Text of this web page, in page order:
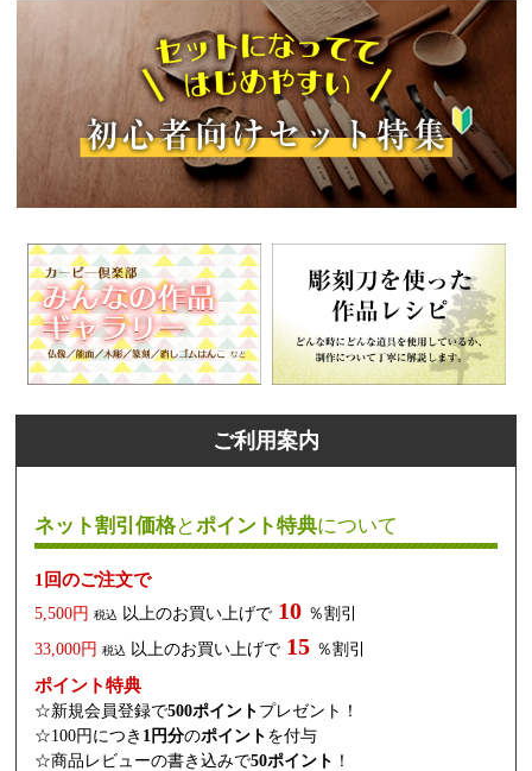
ご利用案内
ネット割引価格とポイント特典について
1回のご注文で
5,500円 税込 以上のお買い上げで 10 ％割引
33,000円 税込 以上のお買い上げで 15 ％割引
ポイント特典
☆新規会員登録で500ポイント プレゼント！
☆100円につき 1円分のポイント を付与
☆商品レビューの書き込みで50ポイント ！